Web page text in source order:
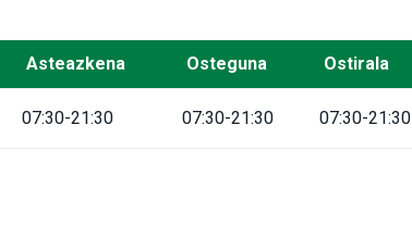
Asteazkena Osteguna Ostirala
07:30-21:30 07:30-21:30 07:30-21:30